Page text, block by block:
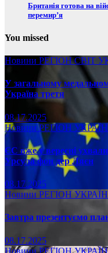
Британія готова на
перемир’я
You missed
Новини РЕГІОНСВІТ
У загальному
Україна третя
08.17.2025
НовиниРЕГІОН
ЄС вже у вересні
Урсула фон дер Ляєн
08.17.2025
Новини РЕГІОН
Завтра презентуємо
08.17.2025
НовиниРЕГІОН